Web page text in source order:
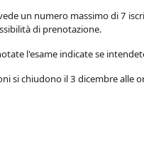
un numero massimo di 7
di prenotazione.
l'esame indicate se
si chiudono il 3 dicembre alle